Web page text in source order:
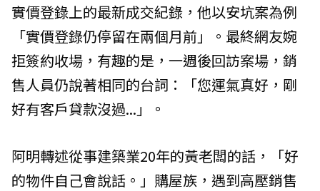
實價登錄上的最新成交紀錄，他以安坑案為例
「實價登錄仍停留在兩個月前」。最終網友婉
拒簽約收場，有趣的是，一週後回訪案場，銷
售人員仍說著相同的台詞：「您運氣真好，剛
好有客戶貸款沒過...」。
阿明轉述從事建築業20年的黃老闆的話，「好
的物件自己會說話。」購屋族，遇到高壓銷售